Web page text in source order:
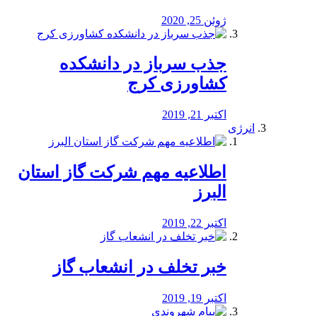
ژوئن 25, 2020
جذب سرباز در دانشکده
کشاورزی کرج
اکتبر 21, 2019
انرژی
️اطلاعیه مهم شرکت گاز استان
البرز
اکتبر 22, 2019
خبر تخلف در انشعاب گاز
اکتبر 19, 2019